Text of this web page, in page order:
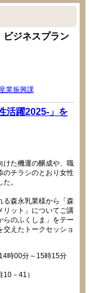
ビジネスプラン
産業振興課
活躍2025-」を
た機運の醸成や、職
のチラシのとおり女性
。
森永乳業様から「森
リット」についてご講
らのふくしま」をテー
交えたトークセッショ
14時00分～15時15分
－41）